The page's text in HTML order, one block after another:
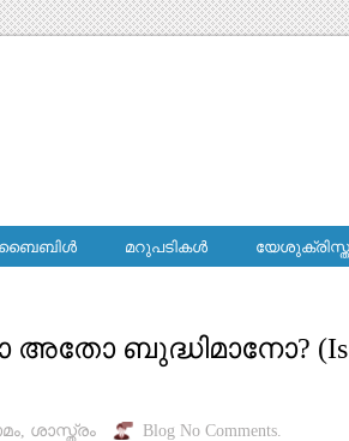
ബൈബിള്‍ മറുപടികള്‍
ബുദ്ധിമാനോ? (Is
, ശാസ്ത്രം Blog No Comments.